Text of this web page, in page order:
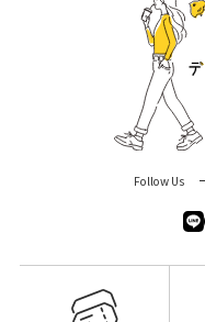
Follow Us